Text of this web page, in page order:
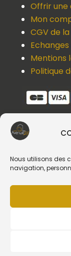
Nous utilisons des
navigation,
Offrir une
Mon
CGV de
Mentions
Politique
Une
Contactez-
Suivez-